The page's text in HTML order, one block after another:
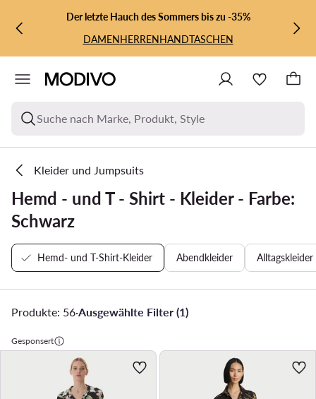
ZUM HAUPTINHALT SPRINGEN
ZUR SUCHEDer letzte Hauch des Sommers bis zu -35%
DAMENHERRENHANDTASCHEN
Suche nach Marke, Produkt, Style
Kleider und Jumpsuits
Hemd - und T - Shirt - Kleider - Farbe:
Schwarz
Hemd- und T-Shirt-Kleider Abendkleider Alltagskleider
Produkte: 56·Ausgewählte Filter (1)
Gesponsert